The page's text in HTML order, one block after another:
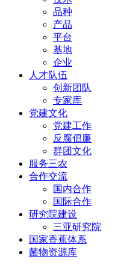
品种
产品
平台
基地
企业
人才队伍
创新团队
专家库
党建文化
党建工作
反腐倡廉
群团文化
服务三农
合作交流
国内合作
国际合作
研究院建设
三亚研究院
国家香蕉体系
菌物资源库